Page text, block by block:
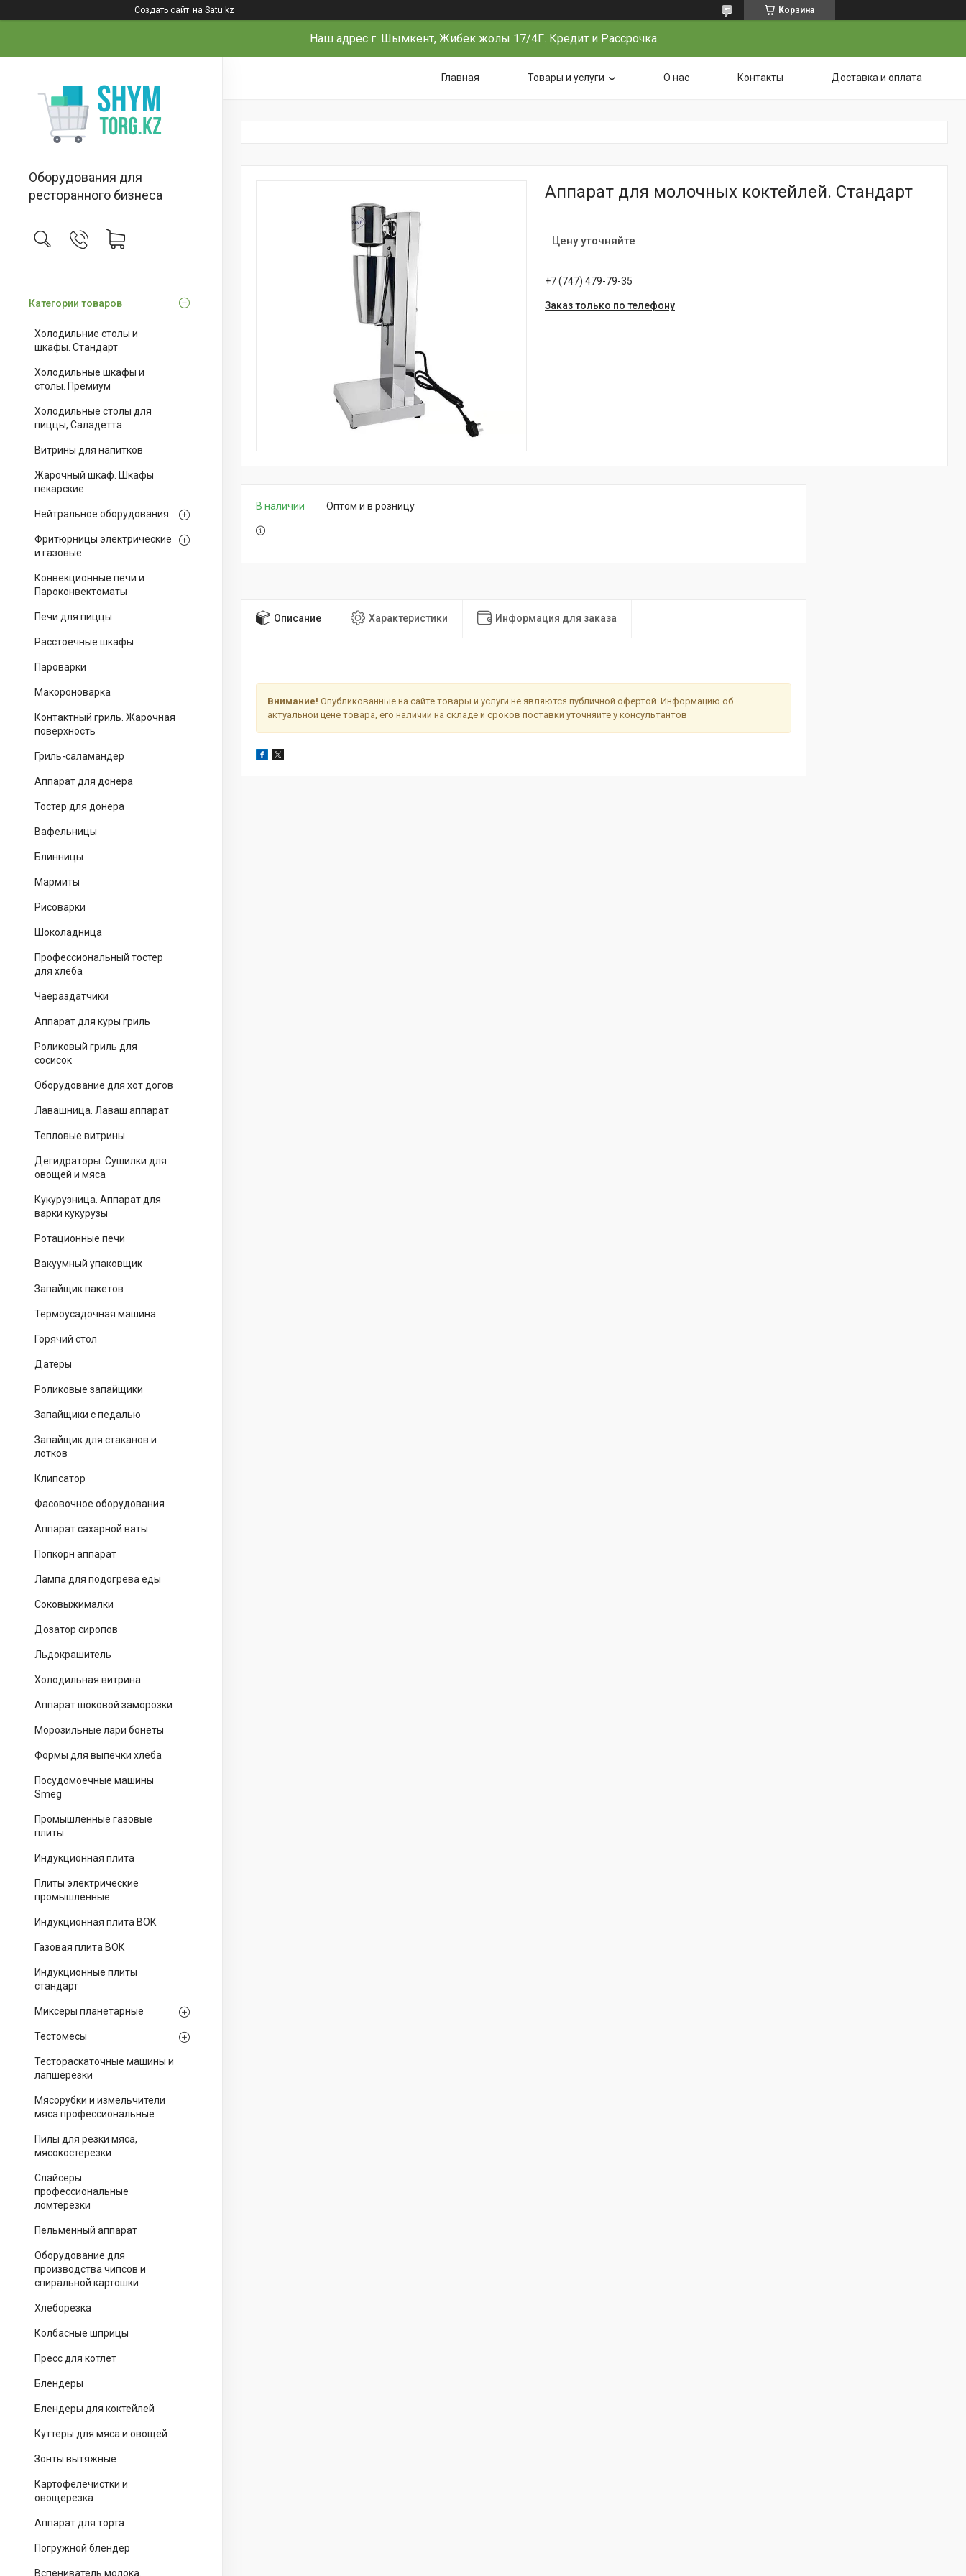
Создать сайт на Satu.kz Корзина
Наш адрес г. Шымкент, Жибек жолы 17/4Г. Кредит и Рассрочка
Оборудования для
ресторанного бизнеса
Категории товаров
Холодильние столы и
шкафы. Стандарт
Холодильные шкафы и
столы. Премиум
Холодильные столы для
пиццы, Саладетта
Витрины для напитков
Жарочный шкаф. Шкафы
пекарские
Нейтральное оборудования
Фритюрницы электрические
и газовые
Конвекционные печи и
Пароконвектоматы
Печи для пиццы
Расстоечные шкафы
Пароварки
Макороноварка
Контактный гриль. Жарочная
поверхность
Гриль-саламандер
Аппарат для донера
Тостер для донера
Вафельницы
Блинницы
Мармиты
Рисоварки
Шоколадница
Профессиональный тостер
для хлеба
Чаераздатчики
Аппарат для куры гриль
Роликовый гриль для
сосисок
Оборудование для хот догов
Лавашница. Лаваш аппарат
Тепловые витрины
Дегидраторы. Сушилки для
овощей и мяса
Кукурузница. Аппарат для
варки кукурузы
Ротационные печи
Вакуумный упаковщик
Запайщик пакетов
Термоусадочная машина
Горячий стол
Датеры
Роликовые запайщики
Запайщики с педалью
Запайщик для стаканов и
лотков
Клипсатор
Фасовочное оборудования
Аппарат сахарной ваты
Попкорн аппарат
Лампа для подогрева еды
Соковыжималки
Дозатор сиропов
Льдокрашитель
Холодильная витрина
Аппарат шоковой заморозки
Морозильные лари бонеты
Формы для выпечки хлеба
Посудомоечные машины
Smeg
Промышленные газовые
плиты
Индукционная плита
Плиты электрические
промышленные
Индукционная плита ВОК
Газовая плита ВОК
Индукционные плиты
стандарт
Миксеры планетарные
Тестомесы
Тестораскаточные машины и
лапшерезки
Мясорубки и измельчители
мяса профессиональные
Пилы для резки мяса,
мясокостерезки
Слайсеры
профессиональные
ломтерезки
Пельменный аппарат
Оборудование для
производства чипсов и
спиральной картошки
Хлеборезка
Колбасные шприцы
Пресс для котлет
Блендеры
Блендеры для коктейлей
Куттеры для мяса и овощей
Зонты вытяжные
Картофелечистки и
овощерезка
Аппарат для торта
Погружной блендер
Вспениватель молока.
Главная Товары и услуги О нас Контакты Доставка и оплата
Аппарат для молочных коктейлей. Стандарт
Цену уточняйте
+7 (747) 479-79-35
Заказ только по телефону
В наличии Оптом и в розницу
Описание Характеристики Информация для заказа
Внимание! Опубликованные на сайте товары и услуги не являются публичной офертой. Информацию об
актуальной цене товара, его наличии на складе и сроков поставки уточняйте у консультантов